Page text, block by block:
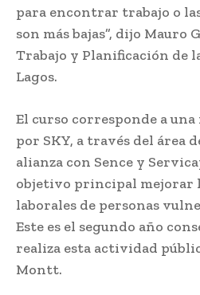
para encontrar trabajo o
son más bajas”, dijo Mauro
Trabajo y Planificación de
Lagos.
El curso corresponde a
por SKY, a través del área
alianza con Sence y
objetivo principal mejorar
laborales de personas
Este es el segundo año
realiza esta actividad
Montt.